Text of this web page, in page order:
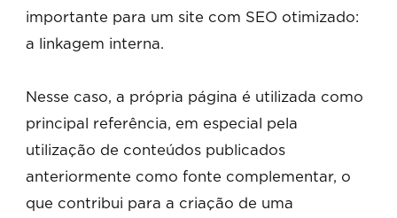
importante para um site com SEO otimizado:
a linkagem interna.
Nesse caso, a própria página é utilizada como
principal referência, em especial pela
utilização de conteúdos publicados
anteriormente como fonte complementar, o
que contribui para a criação de uma